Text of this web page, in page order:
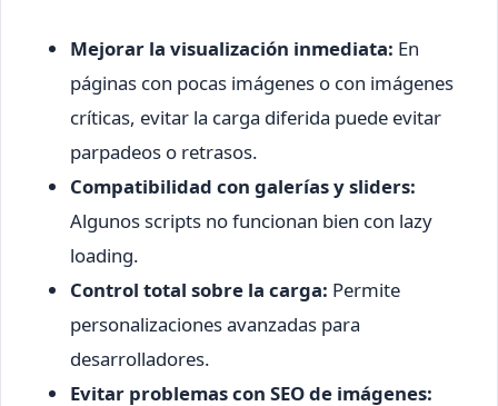
Mejorar la visualización inmediata: En
páginas con pocas imágenes o con imágenes
críticas, evitar la carga diferida puede evitar
parpadeos o retrasos.
Compatibilidad con galerías y sliders:
Algunos scripts no funcionan bien con lazy
loading.
Control total sobre la carga: Permite
personalizaciones avanzadas para
desarrolladores.
Evitar problemas con SEO de imágenes: